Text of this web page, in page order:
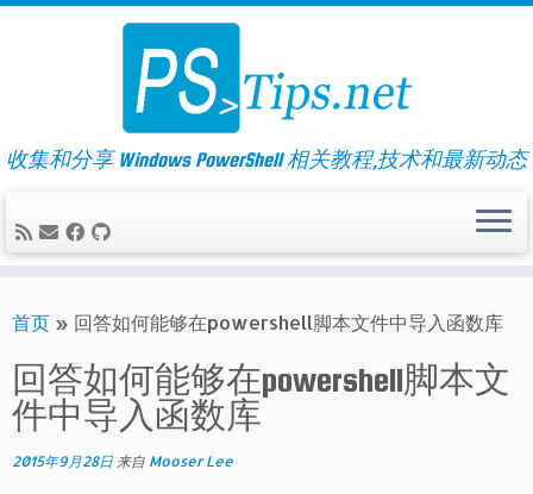
Skip
收集和分享 Windows PowerShell 相关教程,技术和最新动态
首页 » 回答如何能够在powershell脚本文件中导入函数库
回答如何能够在powershell脚本文
件中导入函数库
2015年9月28日 来自 Mooser Lee